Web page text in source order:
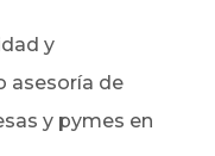
y
asesoría de
y pymes en